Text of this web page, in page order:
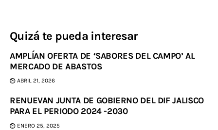
Quizá te pueda interesar
AMPLÍAN OFERTA DE ‘SABORES DEL CAMPO’ AL
MERCADO DE ABASTOS
ABRIL 21, 2026
RENUEVAN JUNTA DE GOBIERNO DEL DIF JALISCO
PARA EL PERIODO 2024 -2030
ENERO 25, 2025